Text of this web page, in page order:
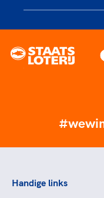
Handige links